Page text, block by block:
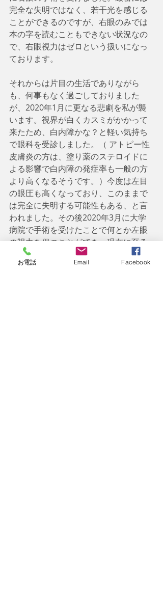
完全な失明ではなく、若干光を感じる
ことができるのですが、右眼のみでは
本の字を読むこともできない状況なの
で、右眼視力はゼロという扱いになっ
ております。
それからは片目の生活でありながら
も、何事もなく過ごしておりました
が、2020年1月に更なる悲劇を私が襲
います。視界が白くカスミがかかって
来たため、白内障かな？と軽い気持ち
で眼科を受診しました。（ アトピー性
皮膚炎の方は、塗り薬のステロイドに
よる影響で白内障の発症率も一般の方
より高くなるそうです。）今度は左目
の眼圧も高くなっており、このままで
は完全に失明する可能性もある、と言
われました。その後2020年3月に大学
病院で手術を受けたことで何とか左眼
の視力を保つことができ、現在に至る
まで定期通院によって今後これ以上悪
化しないように経過観察を続けており
お電話 Email Facebook